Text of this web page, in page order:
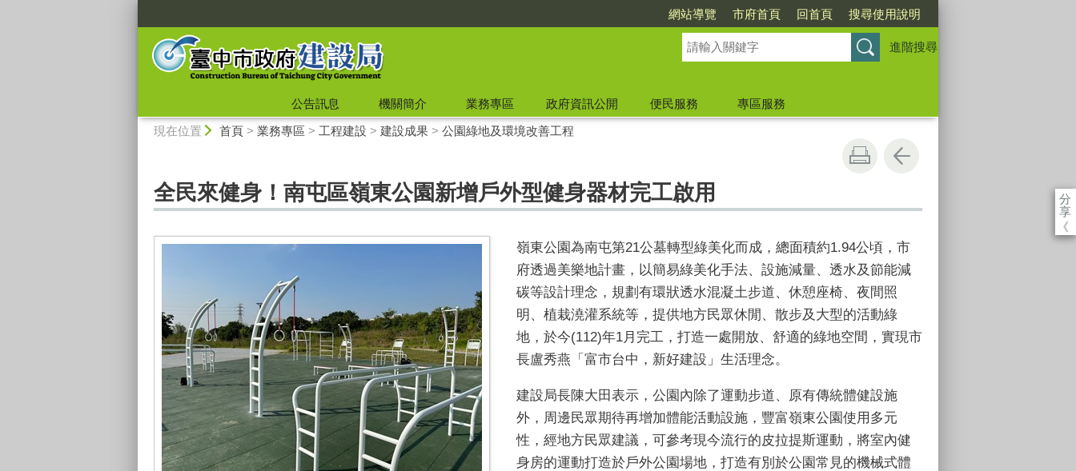
網站導覽 市府首頁 回首頁 搜尋使用說明
進階搜尋
公告訊息 機關簡介 業務專區 政府資訊公開 便民服務
專區服務
現在位置 首頁> 業務專區 > 工程建設 > 建設成果> 公園綠地及環境改善工程
分
享
《
全民來健身！南屯區嶺東公園新增戶外型健身器材完工啟用
嶺東公園為南屯第21公墓轉型綠美化而成，總面積約1.94公頃，市
府透過美樂地計畫，以簡易綠美化手法、設施減量、透水及節能減
碳等設計理念，規劃有環狀透水混凝土步道、休憩座椅、夜間照
明、植栽澆灌系統等，提供地方民眾休閒、散步及大型的活動綠
地，於今(112)年1月完工，打造一處開放、舒適的綠地空間，實現市
長盧秀燕「富市台中，新好建設」生活理念。
建設局長陳大田表示，公園內除了運動步道、原有傳統體健設施
外，周邊民眾期待再增加體能活動設施，豐富嶺東公園使用多元
性，經地方民眾建議，可參考現今流行的皮拉提斯運動，將室內健
身房的運動打造於戶外公園場地，打造有別於公園常見的機械式體